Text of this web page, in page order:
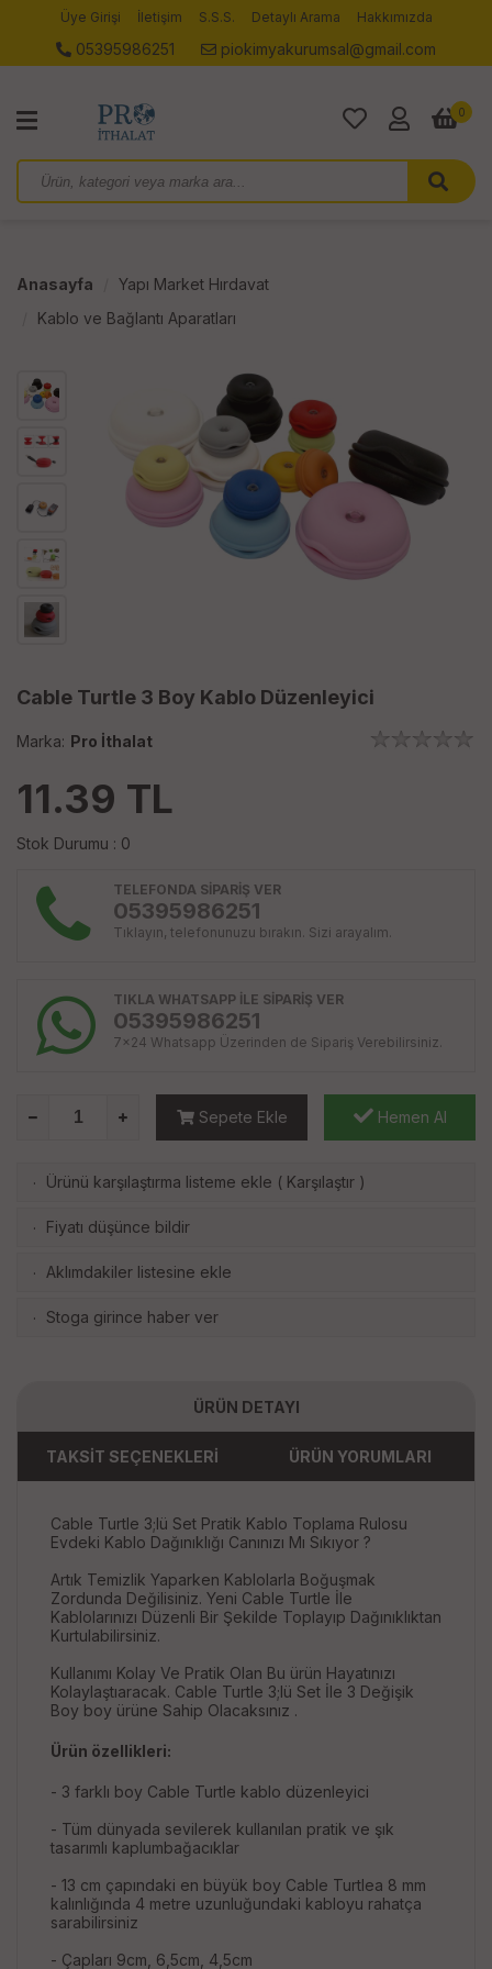
Üye Girişi İletişim S.S.S. Detaylı Arama Hakkımızda
05395986251 piokimyakurumsal@gmail.com
0
Anasayfa
Yapı Market Hırdavat
Kablo ve Bağlantı Aparatları
Cable Turtle 3 Boy Kablo Düzenleyici
Marka: Pro İthalat
11.39 TL
Stok Durumu : 0
TELEFONDA SİPARİŞ VER
05395986251
Tıklayın, telefonunuzu bırakın. Sizi arayalım.
TIKLA WHATSAPP İLE SİPARİŞ VER
05395986251
7x24 Whatsapp Üzerinden de Sipariş Verebilirsiniz.
Sepete Ekle Hemen Al
· Ürünü karşılaştırma listeme ekle ( Karşılaştır )
· Fiyatı düşünce bildir
· Aklımdakiler listesine ekle
· Stoga girince haber ver
ÜRÜN DETAYI
TAKSİT SEÇENEKLERİ ÜRÜN YORUMLARI
Cable Turtle 3;lü Set Pratik Kablo Toplama Rulosu
Evdeki Kablo Dağınıklığı Canınızı Mı Sıkıyor ?
Artık Temizlik Yaparken Kablolarla Boğuşmak
Zordunda Değilisiniz. Yeni Cable Turtle İle
Kablolarınızı Düzenli Bir Şekilde Toplayıp Dağınıklıktan
Kurtulabilirsiniz.
Kullanımı Kolay Ve Pratik Olan Bu ürün Hayatınızı
Kolaylaştıaracak. Cable Turtle 3;lü Set İle 3 Değişik
Boy boy ürüne Sahip Olacaksınız .
Ürün özellikleri:
- 3 farklı boy Cable Turtle kablo düzenleyici
- Tüm dünyada sevilerek kullanılan pratik ve şık
tasarımlı kaplumbağacıklar
- 13 cm çapındaki en büyük boy Cable Turtlea 8 mm
kalınlığında 4 metre uzunluğundaki kabloyu rahatça
sarabilirsiniz
- Çapları 9cm, 6,5cm, 4,5cm